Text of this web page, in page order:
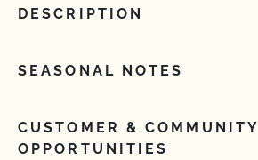
DESCRIPTION
SEASONAL NOTES
CUSTOMER & COMMUNITY
OPPORTUNITIES